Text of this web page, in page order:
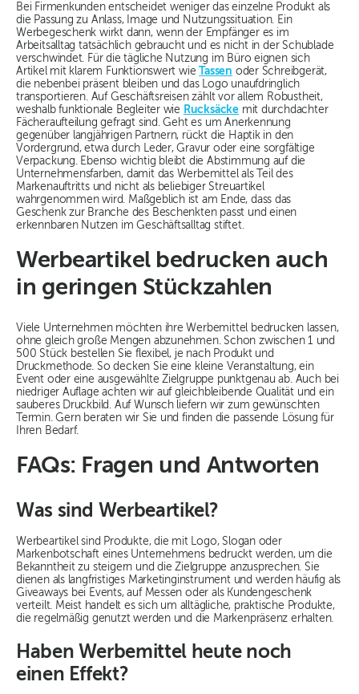
Bei Firmenkunden entscheidet weniger das einzelne Produkt als
die Passung zu Anlass, Image und Nutzungssituation. Ein
Werbegeschenk wirkt dann, wenn der Empfänger es im
Arbeitsalltag tatsächlich gebraucht und es nicht in der Schublade
verschwindet. Für die tägliche Nutzung im Büro eignen sich
Artikel mit klarem Funktionswert wieTassen oder Schreibgerät,
die nebenbei präsent bleiben und das Logo unaufdringlich
transportieren. Auf Geschäftsreisen zählt vor allem Robustheit,
weshalb funktionale Begleiter wie Rucksäckemit durchdachter
Fächeraufteilung gefragt sind. Geht es um Anerkennung
gegenüber langjährigen Partnern, rückt die Haptik in den
Vordergrund, etwa durch Leder, Gravur oder eine sorgfältige
Verpackung. Ebenso wichtig bleibt die Abstimmung auf die
Unternehmensfarben, damit das Werbemittel als Teil des
Markenauftritts und nicht als beliebiger Streuartikel
wahrgenommen wird. Maßgeblich ist am Ende, dass das
Geschenk zur Branche des Beschenkten passt und einen
erkennbaren Nutzen im Geschäftsalltag stiftet.
Werbeartikel bedrucken auch
in geringen Stückzahlen
Viele Unternehmen möchten ihre Werbemittel bedrucken lassen,
ohne gleich große Mengen abzunehmen. Schon zwischen 1 und
500 Stück bestellen Sie flexibel, je nach Produkt und
Druckmethode. So decken Sie eine kleine Veranstaltung, ein
Event oder eine ausgewählte Zielgruppe punktgenau ab. Auch bei
niedriger Auflage achten wir auf gleichbleibende Qualität und ein
sauberes Druckbild. Auf Wunsch liefern wir zum gewünschten
Termin. Gern beraten wir Sie und finden die passende Lösung für
Ihren Bedarf.
FAQs: Fragen und Antworten
Was sind Werbeartikel?
Werbeartikel sind Produkte, die mit Logo, Slogan oder
Markenbotschaft eines Unternehmens bedruckt werden, um die
Bekanntheit zu steigern und die Zielgruppe anzusprechen. Sie
dienen als langfristiges Marketinginstrument und werden häufig als
Giveaways bei Events, auf Messen oder als Kundengeschenk
verteilt. Meist handelt es sich um alltägliche, praktische Produkte,
die regelmäßig genutzt werden und die Markenpräsenz erhalten.
Haben Werbemittel heute noch
einen Effekt?